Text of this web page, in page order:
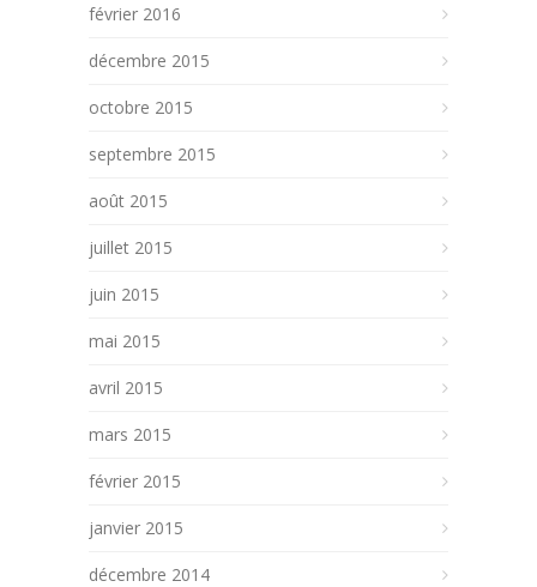
février 2016
décembre 2015
octobre 2015
septembre 2015
août 2015
juillet 2015
juin 2015
mai 2015
avril 2015
mars 2015
février 2015
janvier 2015
décembre 2014